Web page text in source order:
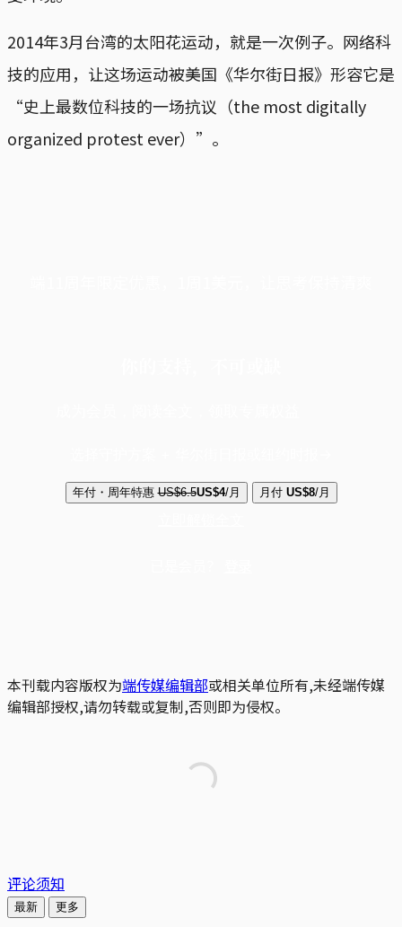
2014年3月台湾的太阳花运动，就是一次例子。网络科
技的应用，让这场运动被美国《华尔街日报》形容它是
“史上最数位科技的一场抗议（the most digitally
organized protest ever）”。
年付・周年特惠 US$6.5US$4/月 月付 US$8/月
本刊载内容版权为端传媒编辑部或相关单位所有,未经端传媒
编辑部授权,请勿转载或复制,否则即为侵权。
评论须知
最新 更多